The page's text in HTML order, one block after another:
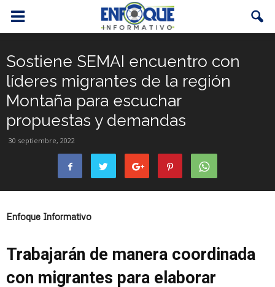
Sostiene SEMAI encuentro con
líderes migrantes de la región
Montaña para escuchar
propuestas y demandas
30 septiembre, 2022
Enfoque Informativo
Trabajarán de manera coordinada
con migrantes para elaborar